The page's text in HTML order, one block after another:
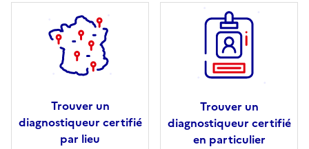
Trouver un
diagnostiqueur certifié
par lieu
Trouver un
diagnostiqueur certifié
en particulier